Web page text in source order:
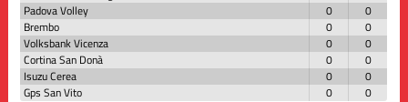
Padova Volley
0
0
Brembo
0
0
Volksbank Vicenza
0
0
Cortina San Donà
0
0
Isuzu Cerea
0
0
Gps San Vito
0 0